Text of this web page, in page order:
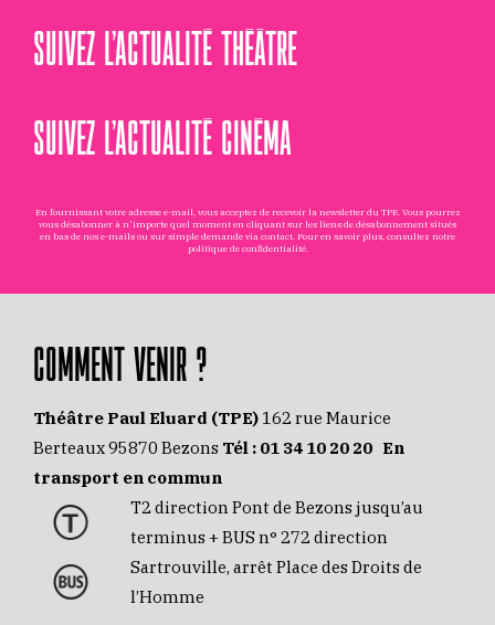
SUIVEZ L’ACTUALITÉ THÉÂTRE
SUIVEZ L’ACTUALITÉ CINÉMA
En fournissant votre adresse e-mail, vous acceptez de recevoir la newsletter du TPE. Vous pourrez
vous désabonner à n'importe quel moment en cliquant sur les liens de désabonnement situés
en bas de nos e-mails ou sur simple demande via contact . Pour en savoir plus, consultez notre
politique de confidentialité.
COMMENT VENIR ?
Théâtre Paul Eluard (TPE) 162 rue Maurice
Berteaux 95870 Bezons Tél : 01 34 10 20 20 En
transport en commun
T2 direction Pont de Bezons jusqu’au
terminus + BUS n° 272 direction
Sartrouville, arrêt Place des Droits de
l’Homme